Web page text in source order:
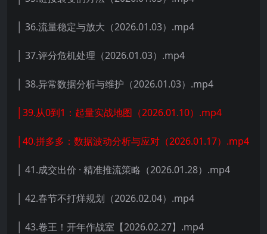
│ 36.流量稳定与放大（2026.01.03）.mp4
│ 37.评分危机处理（2026.01.03）.mp4
│ 38.异常数据分析与维护（2026.01.03）.mp4
│39.从0到1：起量实战地图（2026.01.10）.mp4
│40.拼多多：数据波动分析与应对（2026.01.17）.mp4
│ 41.成交出价 · 精准推流策略（2026.01.28）.mp4
│ 42.春节不打烊规划（2026.02.04）.mp4
│ 43.卷王！开年作战室【2026.02.27】.mp4